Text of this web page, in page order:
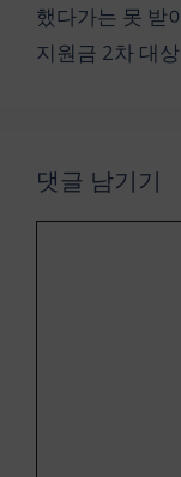
했다가는 못 받
지원금 2차 대
댓글 남기기